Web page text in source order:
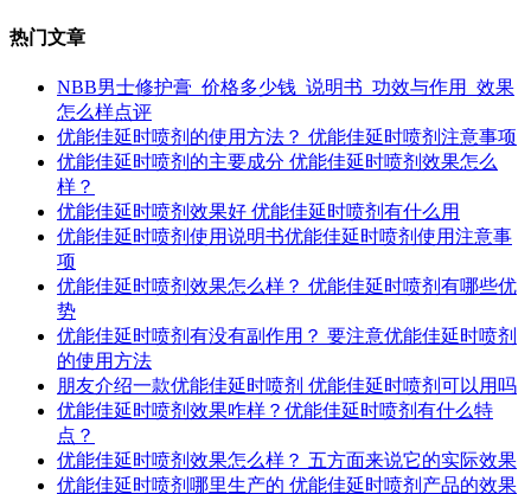
热门文章
NBB男士修护膏_价格多少钱_说明书_功效与作用_效果
怎么样点评
优能佳延时喷剂的使用方法？ 优能佳延时喷剂注意事项
优能佳延时喷剂的主要成分 优能佳延时喷剂效果怎么
样？
优能佳延时喷剂效果好 优能佳延时喷剂有什么用
优能佳延时喷剂使用说明书优能佳延时喷剂使用注意事
项
优能佳延时喷剂效果怎么样？ 优能佳延时喷剂有哪些优
势
优能佳延时喷剂有没有副作用？ 要注意优能佳延时喷剂
的使用方法
朋友介绍一款优能佳延时喷剂 优能佳延时喷剂可以用吗
优能佳延时喷剂效果咋样？优能佳延时喷剂有什么特
点？
优能佳延时喷剂效果怎么样？ 五方面来说它的实际效果
优能佳延时喷剂哪里生产的 优能佳延时喷剂产品的效果